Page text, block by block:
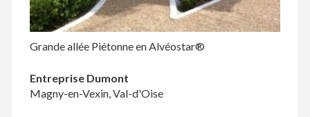
Grande allée Piétonne en Alvéostar®
Entreprise Dumont
Magny-en-Vexin, Val-d'Oise